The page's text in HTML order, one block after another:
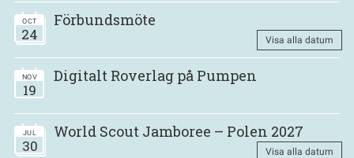
OCT
24
Förbundsmöte
Visa alla datum
NOV
19
Digitalt Roverlag på Pumpen
JUL
30
World Scout Jamboree – Polen 2027
Visa alla datum